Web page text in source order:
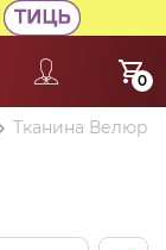
0
Тканина Велюр